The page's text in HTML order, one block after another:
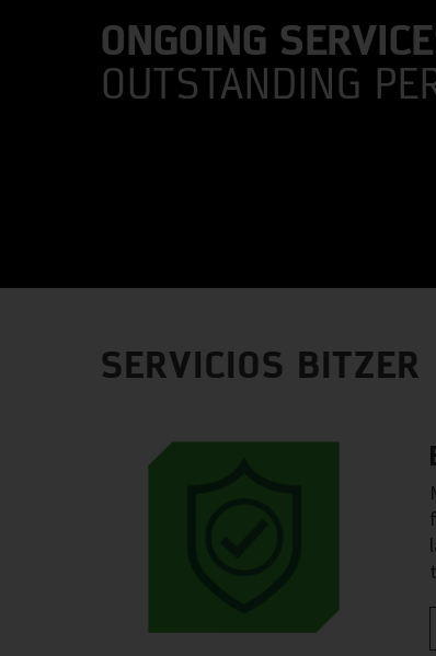
ONGOING
OUTSTANDING
SERVICIOS BITZER